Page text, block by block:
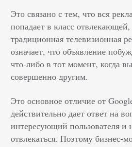
Это связано с тем, что вся
попадает в класс
традиционная телевизионная
означает, что объявление
что-либо в тот момент, когда
совершенно другим.
Это основное отличие от
действительно дает ответ на
интересующий пользователя и
отвлекаться. Поэтому бизнес-